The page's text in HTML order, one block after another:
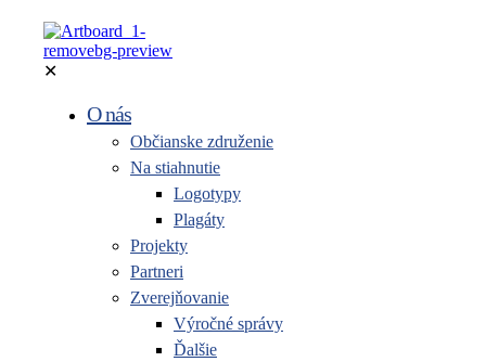
✕
O nás
Občianske združenie
Na stiahnutie
Logotypy
Plagáty
Projekty
Partneri
Zverejňovanie
Výročné správy
Ďalšie